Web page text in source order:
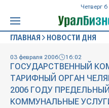
Четверг
ГЛАВНАЯ НОВОСТИ ДНЯ
03 февраля 2006 16:02
ГОСУДАРСТВЕННЫЙ
ТАРИФНЫЙ ОРГАН
2006 ГОДУ
КОММУНАЛЬНЫЕ